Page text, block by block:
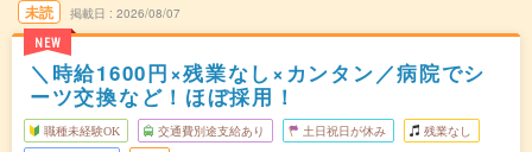
未読
NEW
掲載日 2026/08/07
＼時給1600円×残業なし×カンタン／病院でシ
ーツ交換など！ほぼ採用！
職種未経験OK 交通費別途支給あり 土日祝日が休み 残業なし